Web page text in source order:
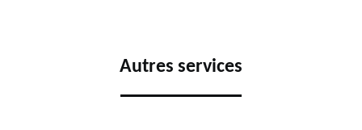
Autres services